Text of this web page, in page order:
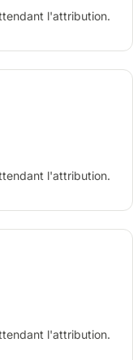
l'attribution.
l'attribution.
l'attribution.